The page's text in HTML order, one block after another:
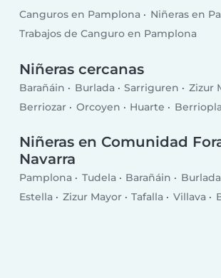
Canguros en Pamplona
Niñeras en
Trabajos de Canguro en Pamplona
Niñeras cercanas
Barañáin Burlada Sarriguren Zizur
Berriozar
Orcoyen Huarte
Niñeras en Comunidad
Navarra
Pamplona Tudela Barañáin Burlada
Estella
Zizur Mayor Tafalla Villava